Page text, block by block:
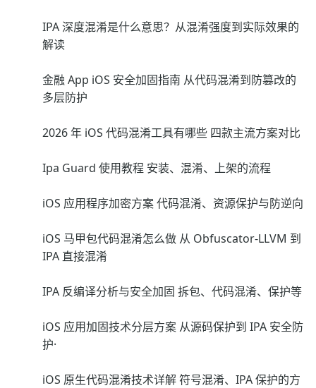
IPA 深度混淆是什么意思？从混淆强度到实际效果的
解读
金融 App iOS 安全加固指南 从代码混淆到防篡改的
多层防护
2026 年 iOS 代码混淆工具有哪些 四款主流方案对比
Ipa Guard 使用教程 安装、混淆、上架的流程
iOS 应用程序加密方案 代码混淆、资源保护与防逆向
iOS 马甲包代码混淆怎么做 从 Obfuscator-LLVM 到
IPA 直接混淆
IPA 反编译分析与安全加固 拆包、代码混淆、保护等
iOS 应用加固技术分层方案 从源码保护到 IPA 安全防
护·
iOS 原生代码混淆技术详解 符号混淆、IPA 保护的方